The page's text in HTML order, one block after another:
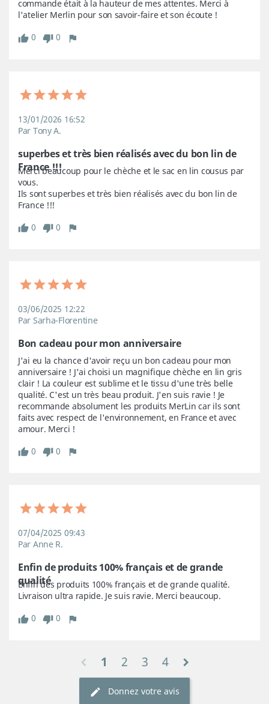
commande était à la hauteur de mes attentes. Merci à
l'atelier Merlin pour son savoir-faire et son écoute !
0
0
13/01/2026 16:52
Par Tony A.
superbes et très bien réalisés avec du bon lin de
France !!!
Merci beaucoup pour le chèche et le sac en lin cousus par
vous.
Ils sont superbes et très bien réalisés avec du bon lin de
France !!!
0
0
03/06/2025 12:22
Par Sarha-Florentine
Bon cadeau pour mon anniversaire
J'ai eu la chance d'avoir reçu un bon cadeau pour mon
anniversaire ! J'ai choisi un magnifique chèche en lin gris
clair ! La couleur est sublime et le tissu d'une très belle
qualité. C'est un très beau produit. J'en suis ravie ! Je
recommande absolument les produits MerLin car ils sont
faits avec respect de l'environnement, en France et avec
amour. Merci !
0
0
07/04/2025 09:43
Par Anne R.
Enfin de produits 100% français et de grande
qualité
Enfin des produits 100% français et de grande qualité.
Livraison ultra rapide. Je suis ravie. Merci beaucoup.
0
0
1 2 3 4
Donnez votre avis